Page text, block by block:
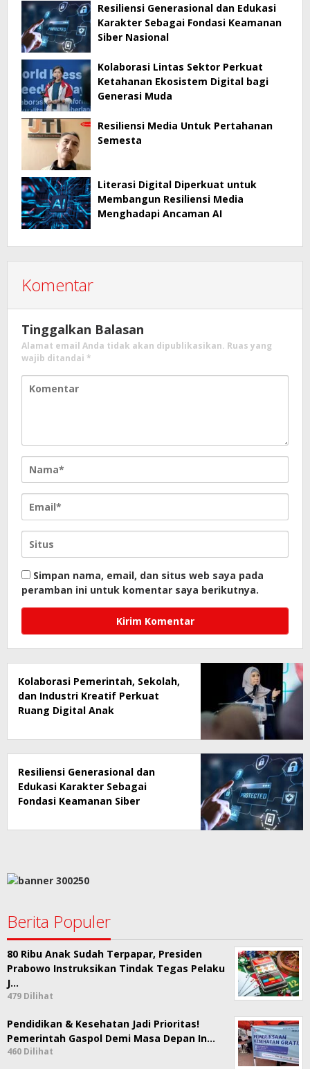
Resiliensi Generasional dan Edukasi
Karakter Sebagai Fondasi Keamanan
Siber Nasional
Kolaborasi Lintas Sektor Perkuat
Ketahanan Ekosistem Digital bagi
Generasi Muda
Resiliensi Media Untuk Pertahanan
Semesta
Literasi Digital Diperkuat untuk
Membangun Resiliensi Media
Menghadapi Ancaman AI
Komentar
Tinggalkan Balasan
Alamat email Anda tidak akan dipublikasikan. Ruas yang
wajib ditandai *
Simpan nama, email, dan situs web saya pada
peramban ini untuk komentar saya berikutnya.
Kolaborasi Pemerintah, Sekolah,
dan Industri Kreatif Perkuat
Ruang Digital Anak
Resiliensi Generasional dan
Edukasi Karakter Sebagai
Fondasi Keamanan Siber
Berita Populer
80 Ribu Anak Sudah Terpapar, Presiden
Prabowo Instruksikan Tindak Tegas Pelaku
J…
479 Dilihat
Pendidikan & Kesehatan Jadi Prioritas!
Pemerintah Gaspol Demi Masa Depan In…
460 Dilihat